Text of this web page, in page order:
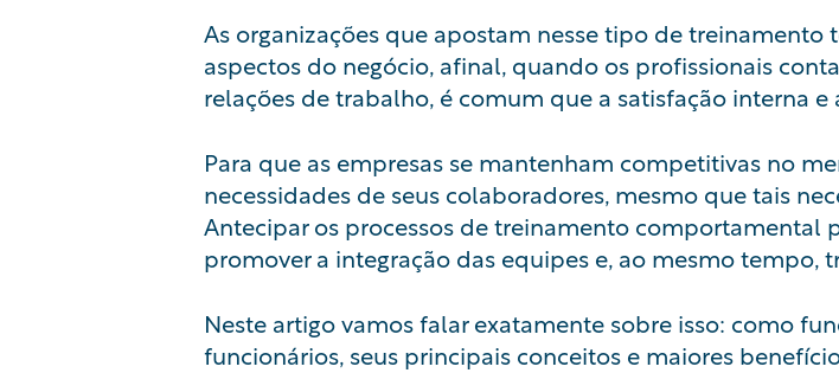
As organizações que apostam nesse tipo de
aspectos do negócio, afinal, quando os profissionais
relações de trabalho, é comum que a satisfação interna
Para que as empresas se mantenham competitivas no
necessidades de seus colaboradores, mesmo que tais
Antecipar os processos de treinamento comportamental
promover a integração das equipes e, ao mesmo tempo,
Neste artigo vamos falar exatamente sobre isso: como
funcionários, seus principais conceitos e maiores